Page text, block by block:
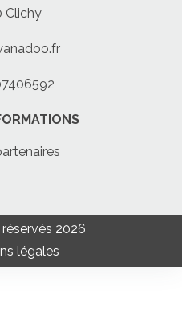
Clichy
2026
légales